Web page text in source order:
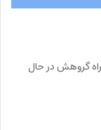
گروهش در حال